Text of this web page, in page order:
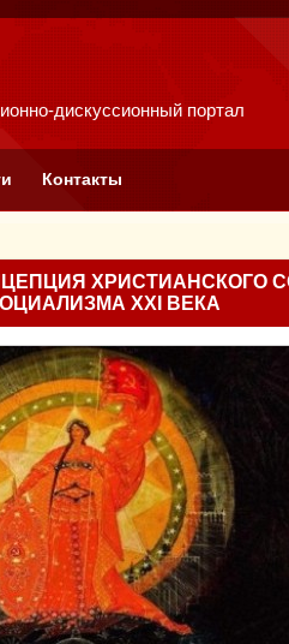
дискуссионный портал
Контакты
ХРИСТИАНСКОГО
XXI ВЕКА